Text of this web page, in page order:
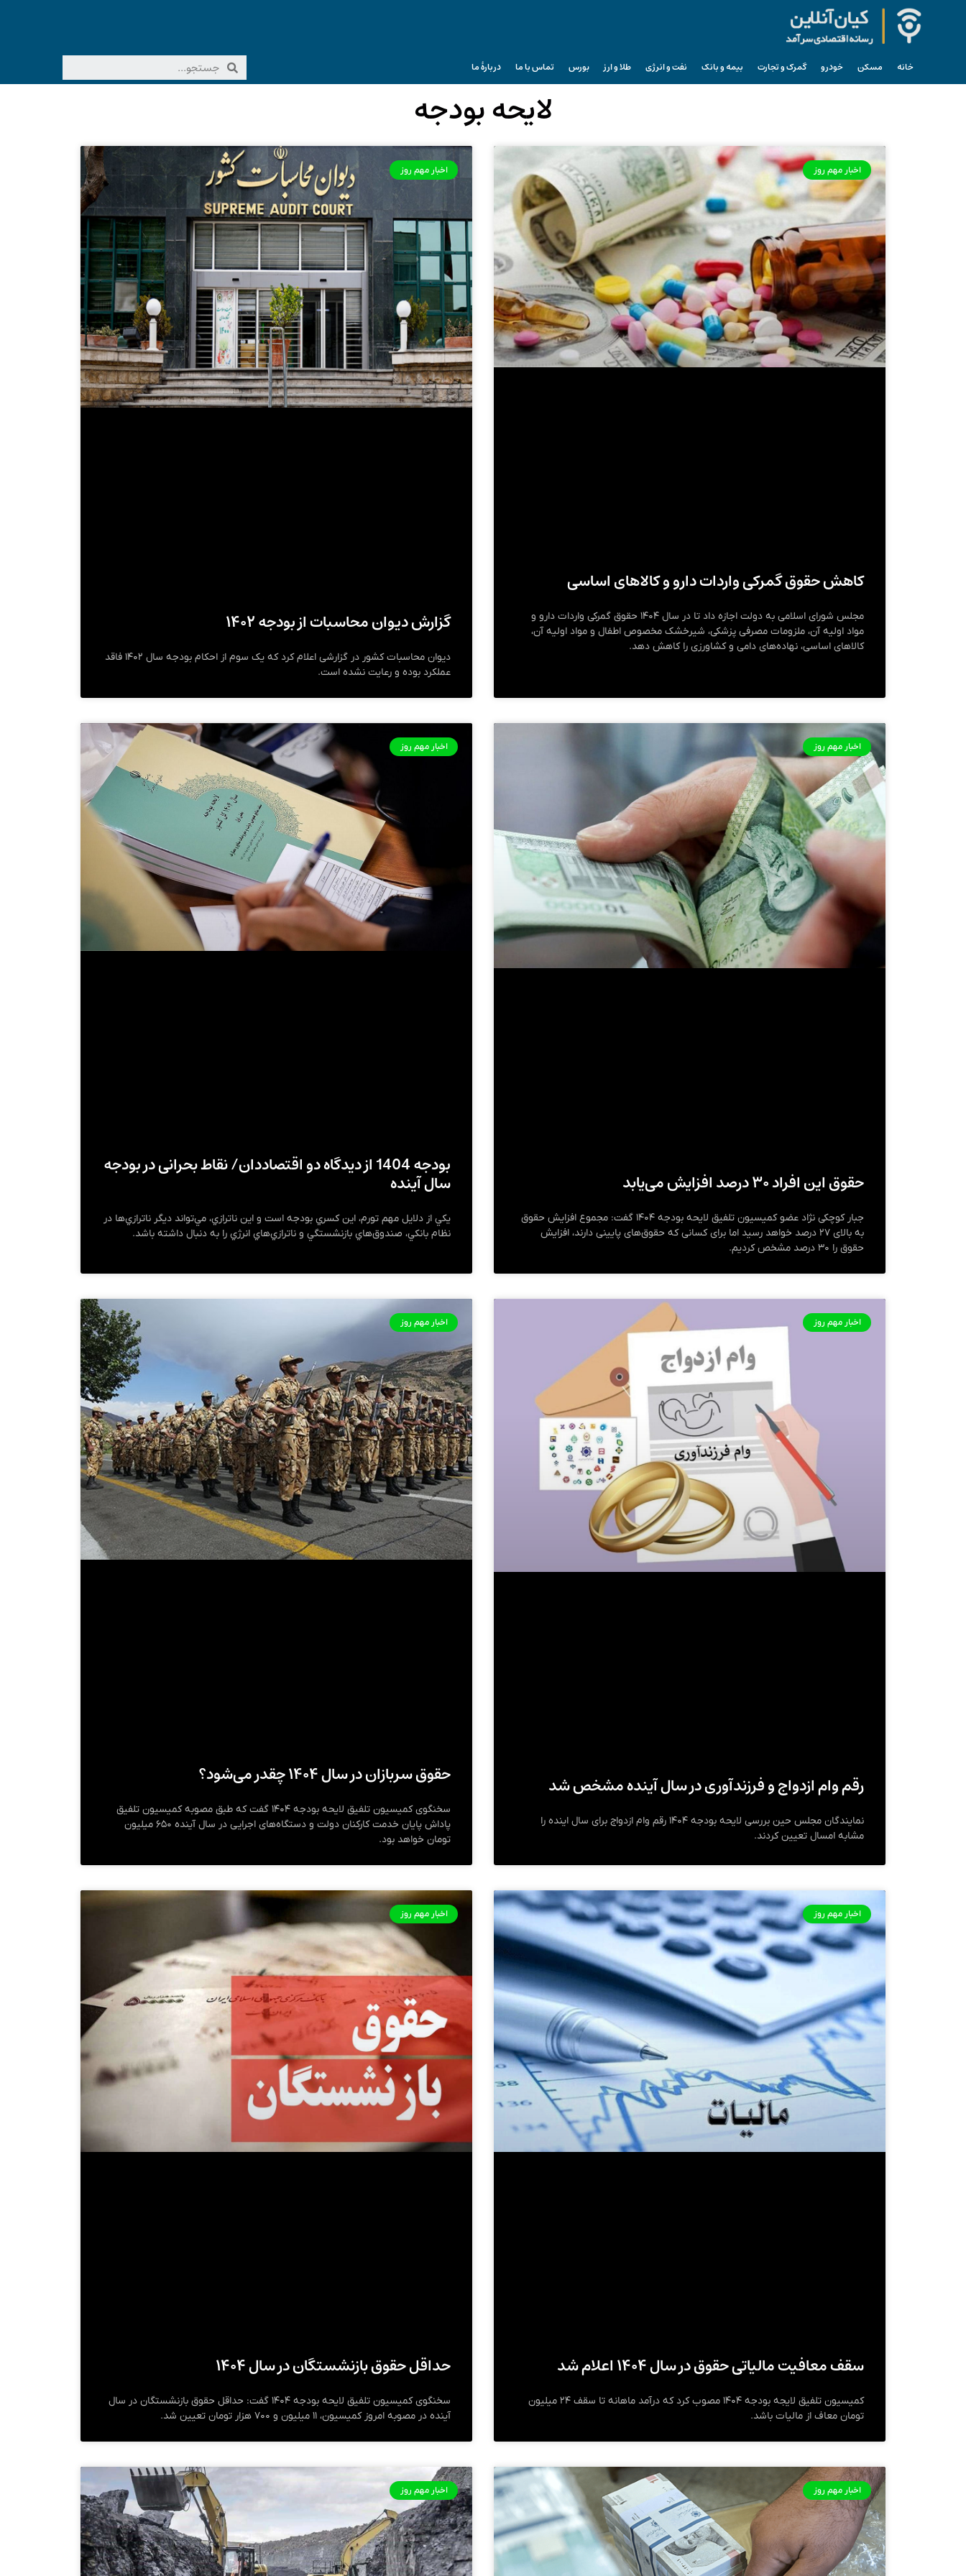
خانه مسکن خودرو گمرک و تجارت بیمه و بانک نفت و انرژی طلا و ارز بورس تماس با ما دربارۀ ما
لایحه بودجه
اخبار مهم روز
کاهش حقوق گمرکی واردات دارو و کالا‌های اساسی
مجلس شورای اسلامی به دولت اجازه داد تا در سال ۱۴۰۴ حقوق گمرکی واردات دارو و
مواد اولیه آن، ملزومات مصرفی پزشکی، شیرخشک مخصوص اطفال و مواد اولیه آن،
کالا‌های اساسی، نهاده‌های دامی و کشاورزی را کاهش دهد.
اخبار مهم روز
گزارش دیوان محاسبات از بودجه ۱۴۰۲
دیوان محاسبات کشور در گزارشی اعلام کرد که یک سوم از احکام بودجه سال ۱۴۰۲ فاقد
عملکرد بوده و رعایت نشده است.
اخبار مهم روز
حقوق این افراد ۳۰ درصد افزایش می‌یابد
جبار کوچکی نژاد عضو کمیسیون تلفیق لایحه بودجه ۱۴۰۴ گفت: مجموع افزایش حقوق
به بالای ۲۷ درصد خواهد رسید اما برای کسانی که حقوق‌های پایینی دارند، افزایش
حقوق را ۳۰ درصد مشخص کردیم.
اخبار مهم روز
بودجه 1404 از دیدگاه دو اقتصاددان/ نقاط بحرانی در بودجه
سال آینده
يكي از دلايل مهم تورم، اين كسري بودجه است و اين ناترازي، مي‌تواند ديگر ناترازي‌ها در
نظام بانكي، صندوق‌هاي بازنشستگي و ناترازي‌هاي انرژي را به دنبال داشته باشد.
اخبار مهم روز
رقم وام ازدواج و فرزندآوری در سال آینده مشخص شد
نمایندگان مجلس حین بررسی لایحه بودجه ۱۴۰۴ رقم وام ازدواج برای سال اینده را
مشابه امسال تعیین کردند.
اخبار مهم روز
حقوق سربازان در سال ۱۴۰۴ چقدر می‌شود؟
سخنگوی کمیسیون تلفیق لایحه بودجه ۱۴۰۴ گفت که طبق مصوبه کمیسیون تلفیق
پاداش پایان خدمت کارکنان دولت و دستگاه‌های اجرایی در سال آینده ۶۵۰ میلیون
تومان خواهد بود.
اخبار مهم روز
سقف معافیت مالیاتی حقوق در سال ۱۴۰۴ اعلام شد
کمیسیون تلفیق لایجه بودجه ۱۴۰۴ مصوب کرد که درآمد ماهانه تا سقف ۲۴ میلیون
تومان معاف از مالیات باشد.
اخبار مهم روز
حداقل حقوق بازنشستگان در سال ۱۴۰۴
سخنگوی کمیسیون تلفیق لایحه بودجه ۱۴۰۴ گفت: حداقل حقوق بازنشستگان در سال
آینده در مصوبه امروز کمیسیون، ۱۱ میلیون و ۷۰۰ هزار تومان تعیین شد.
اخبار مهم روز اخبار مهم روز